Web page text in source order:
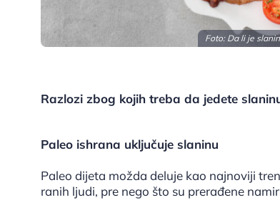
Foto: Da li je
Razlozi zbog kojih treba da jedete
Paleo ishrana uključuje slaninu
Paleo dijeta možda deluje kao najnoviji
ranih ljudi, pre nego što su prerađene